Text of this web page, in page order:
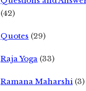
(42)
Quotes (29)
Raja Yoga (33)
Ramana Maharshi (3)